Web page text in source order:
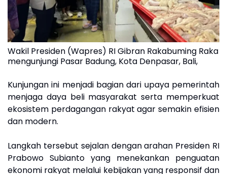
Wakil Presiden (Wapres) RI Gibran Rakabuming Raka
mengunjungi Pasar Badung, Kota Denpasar, Bali,
Kunjungan ini menjadi bagian dari upaya pemerintah
menjaga daya beli masyarakat serta memperkuat
ekosistem perdagangan rakyat agar semakin efisien
dan modern.
Langkah tersebut sejalan dengan arahan Presiden RI
Prabowo Subianto yang menekankan penguatan
ekonomi rakyat melalui kebijakan yang responsif dan